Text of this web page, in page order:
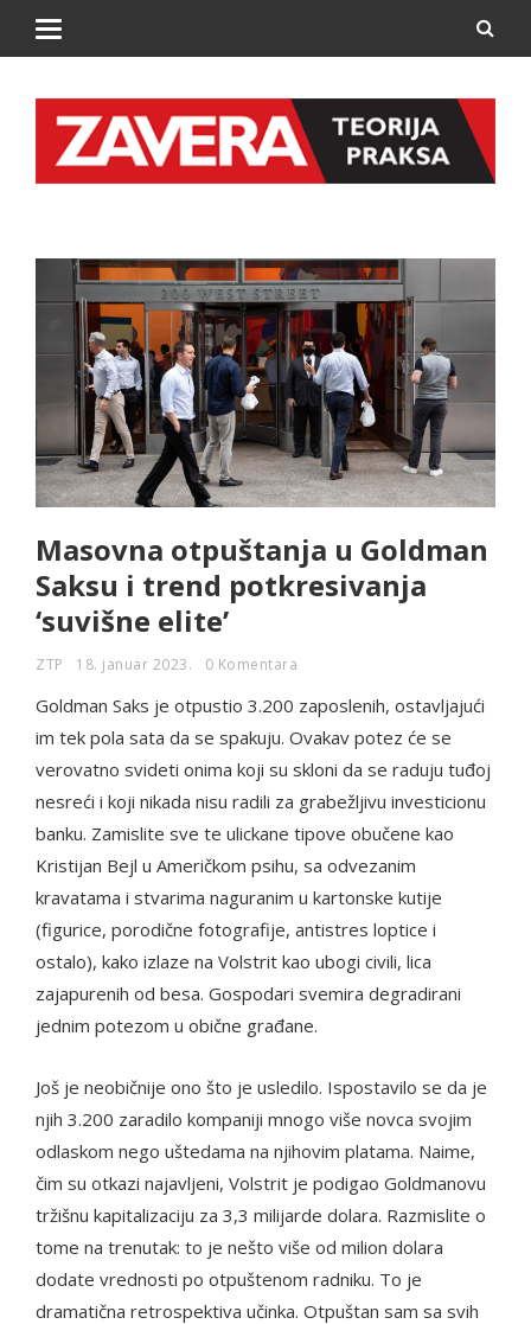
Masovna otpuštanja u Goldman
Saksu i trend potkresivanja
‘suvišne elite’
ZTP 18. januar 2023. 0 Komentara
Goldman Saks je otpustio 3.200 zaposlenih, ostavljajući
im tek pola sata da se spakuju. Ovakav potez će se
verovatno svideti onima koji su skloni da se raduju tuđoj
nesreći i koji nikada nisu radili za grabežljivu investicionu
banku. Zamislite sve te ulickane tipove obučene kao
Kristijan Bejl u Američkom psihu, sa odvezanim
kravatama i stvarima naguranim u kartonske kutije
(figurice, porodične fotografije, antistres loptice i
ostalo), kako izlaze na Volstrit kao ubogi civili, lica
zajapurenih od besa. Gospodari svemira degradirani
jednim potezom u obične građane.
Još je neobičnije ono što je usledilo. Ispostavilo se da je
njih 3.200 zaradilo kompaniji mnogo više novca svojim
odlaskom nego uštedama na njihovim platama. Naime,
čim su otkazi najavljeni, Volstrit je podigao Goldmanovu
tržišnu kapitalizaciju za 3,3 milijarde dolara. Razmislite o
tome na trenutak: to je nešto više od milion dolara
dodate vrednosti po otpuštenom radniku. To je
dramatična retrospektiva učinka. Otpuštan sam sa svih